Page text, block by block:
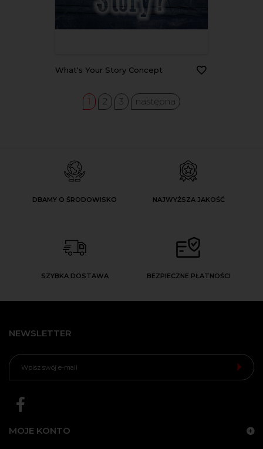
What's Your Story Concept
1 2 3 następna
DBAMY O ŚRODOWISKO NAJWYŻSZA JAKOŚĆ
SZYBKA DOSTAWA BEZPIECZNE PŁATNOŚCI
NEWSLETTER
MOJE KONTO